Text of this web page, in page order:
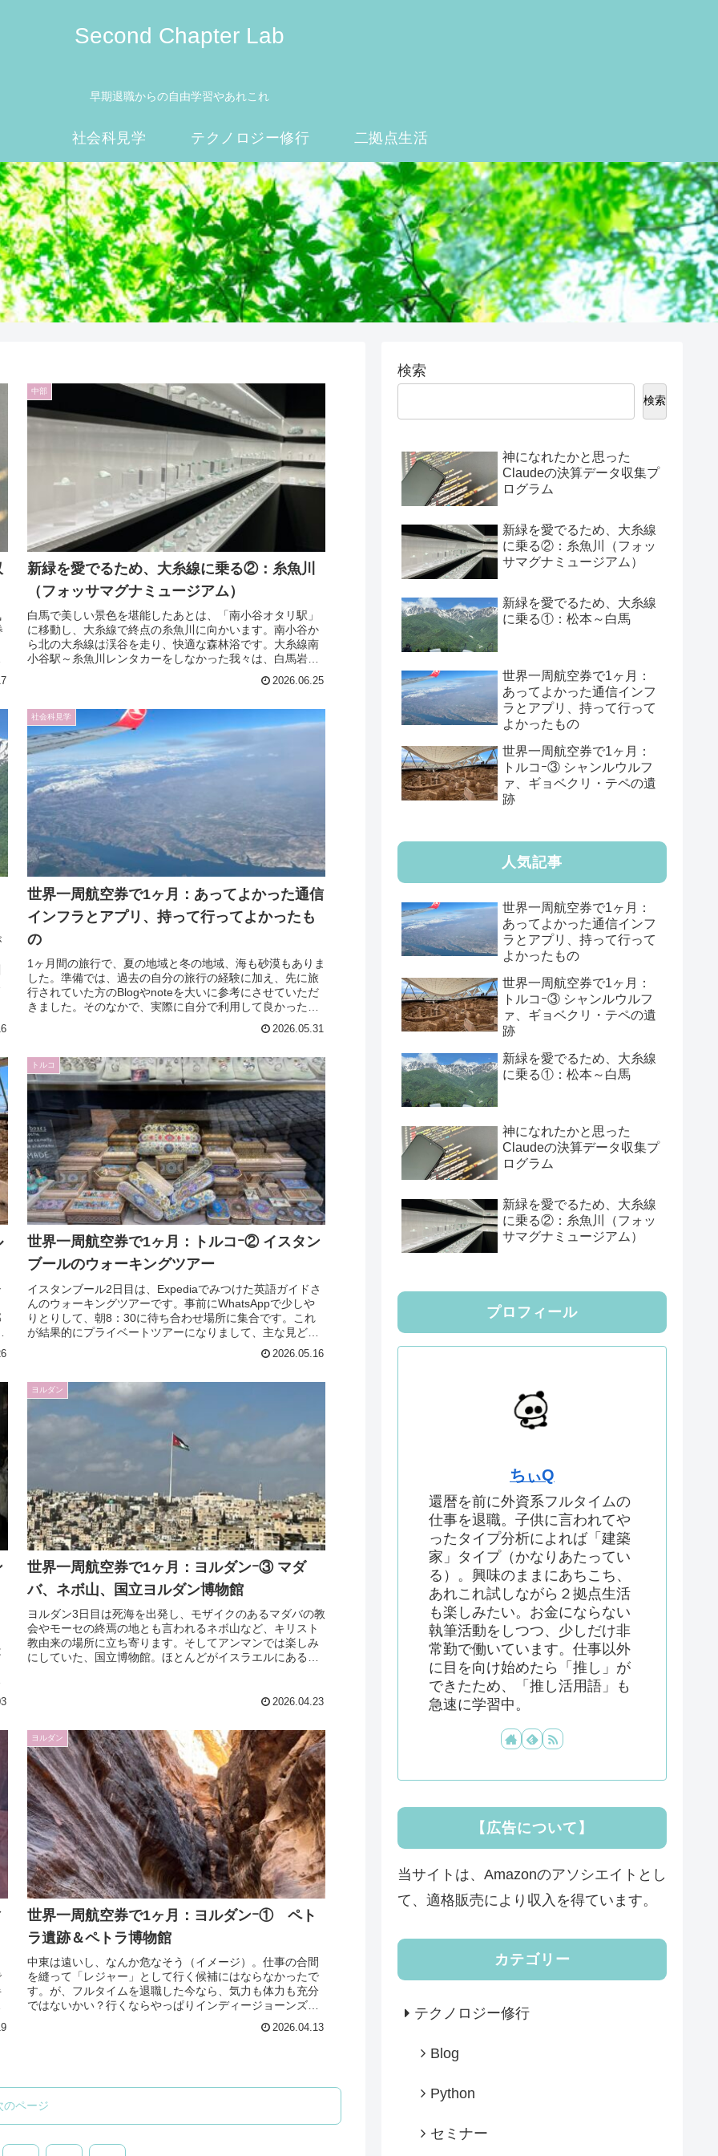
Second Chapter Lab
早期退職からの自由学習やあれこれ
社会科見学 テクノロジー修行 二拠点生活
中部
新緑を愛でるため、大糸線に乗る②：糸魚川
（フォッサマグナミュージアム）
白馬で美しい景色を堪能したあとは、「南小谷オタリ駅」
に移動し、大糸線で終点の糸魚川に向かいます。南小谷か
ら北の大糸線は渓谷を走り、快適な森林浴です。大糸線南
小谷駅～糸魚川レンタカーをしなかった我々は、白馬岩岳
2026.06.25
社会科見学
世界一周航空券で1ヶ月：あってよかった通信
インフラとアプリ、持って行ってよかったも
の
1ヶ月間の旅行で、夏の地域と冬の地域、海も砂漠もありま
した。準備では、過去の自分の旅行の経験に加え、先に旅
行されていた方のBlogやnoteを大いに参考にさせていただ
きました。そのなかで、実際に自分で利用して良かったと
2026.05.31
トルコ
世界一周航空券で1ヶ月：トルコｰ② イスタン
ブールのウォーキングツアー
イスタンブール2日目は、Expediaでみつけた英語ガイドさ
んのウォーキングツアーです。事前にWhatsAppで少しや
りとりして、朝8：30に待ち合わせ場所に集合です。これ
が結果的にプライベートツアーになりまして、主な見どこ
2026.05.16
ヨルダン
世界一周航空券で1ヶ月：ヨルダンｰ③ マダ
バ、ネボ山、国立ヨルダン博物館
ヨルダン3日目は死海を出発し、モザイクのあるマダバの教
会やモーセの終焉の地とも言われるネボ山など、キリスト
教由来の場所に立ち寄ります。そしてアンマンでは楽しみ
にしていた、国立博物館。ほとんどがイスラエルにある死
2026.04.23
ヨルダン
世界一周航空券で1ヶ月：ヨルダンｰ① ペト
ラ遺跡＆ペトラ博物館
中東は遠いし、なんか危なそう（イメージ）。仕事の合間
を縫って「レジャー」として行く候補にはならなかったで
す。が、フルタイムを退職した今なら、気力も体力も充分
ではないかい？行くならやっぱりインディージョーンズで
2026.04.13
のページ
検索
検索
神になれたかと思った
Claudeの決算データ収集プ
ログラム
新緑を愛でるため、大糸線
に乗る②：糸魚川（フォッ
サマグナミュージアム）
新緑を愛でるため、大糸線
に乗る①：松本～白馬
世界一周航空券で1ヶ月：
あってよかった通信インフ
ラとアプリ、持って行って
よかったもの
世界一周航空券で1ヶ月：
トルコｰ③ シャンルウルフ
ァ、ギョベクリ・テペの遺
跡
人気記事
世界一周航空券で1ヶ月：
あってよかった通信インフ
ラとアプリ、持って行って
よかったもの
世界一周航空券で1ヶ月：
トルコｰ③ シャンルウルフ
ァ、ギョベクリ・テペの遺
跡
新緑を愛でるため、大糸線
に乗る①：松本～白馬
神になれたかと思った
Claudeの決算データ収集プ
ログラム
新緑を愛でるため、大糸線
に乗る②：糸魚川（フォッ
サマグナミュージアム）
プロフィール
ちぃQ
還暦を前に外資系フルタイムの
仕事を退職。子供に言われてや
ったタイプ分析によれば「建築
家」タイプ（かなりあたってい
る）。興味のままにあちこち、
あれこれ試しながら２拠点生活
も楽しみたい。お金にならない
執筆活動をしつつ、少しだけ非
常勤で働いています。仕事以外
に目を向け始めたら「推し」が
できたため、「推し活用語」も
急速に学習中。
【広告について】
当サイトは、Amazonのアソシエイトとし
て、適格販売により収入を得ています。
カテゴリー
テクノロジー修行
Blog
Python
セミナー